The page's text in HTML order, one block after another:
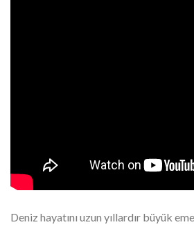
Deniz hayatını uzun yıllardır büyük